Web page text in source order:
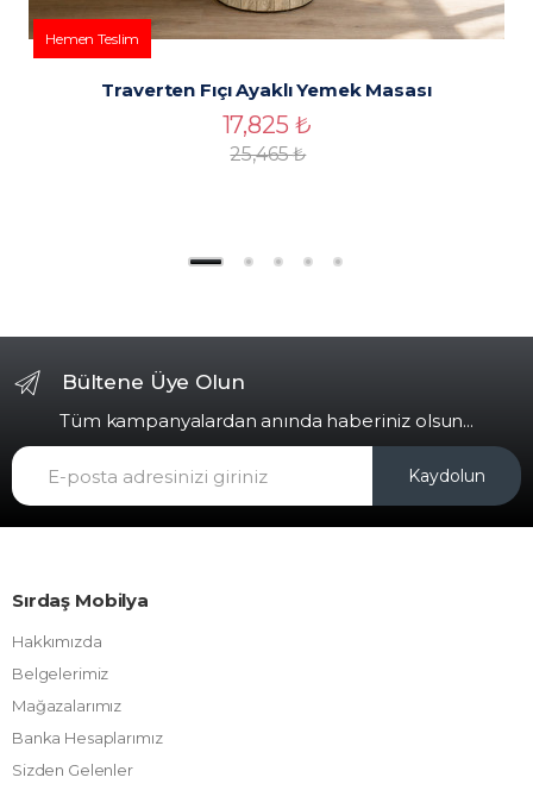
Traverten Fıçı Ayaklı Yemek Masası
17,825 ₺
25,465₺
Bültene Üye Olun
Tüm kampanyalardan anında haberiniz olsun...
Kaydolun
Sırdaş Mobilya
Hakkımızda
Belgelerimiz
Mağazalarımız
Banka Hesaplarımız
Sizden Gelenler